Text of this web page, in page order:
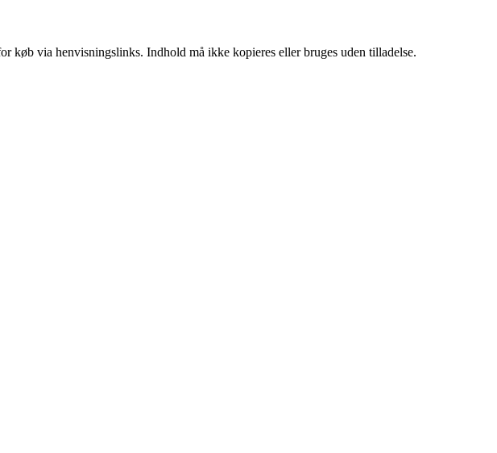
køb via henvisningslinks. Indhold må ikke kopieres eller bruges uden tilladelse.